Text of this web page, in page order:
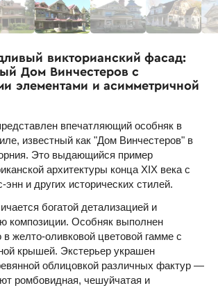
викторианский фасад:
Дом Винчестеров с
элементами и асимметричной
впечатляющий особняк в
известный как "Дом Винчестеров" в
Это выдающийся пример
архитектуры конца XIX века с
и других исторических стилей.
богатой детализацией и
композиции. Особняк выполнен
желто-оливковой цветовой гамме с
крышей. Экстерьер украшен
облицовкой различных фактур —
ромбовидная, чешуйчатая и